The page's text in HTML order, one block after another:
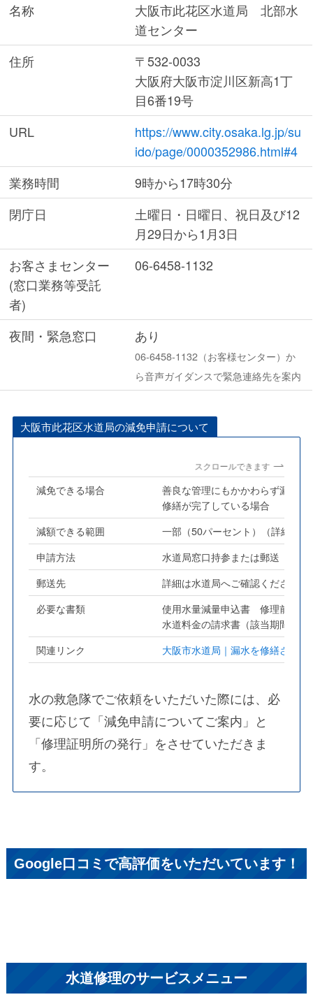
名称
大阪市此花区水道局 北部水
道センター
住所
〒532-0033
大阪府大阪市淀川区新高1丁
目6番19号
URL
https://www.city.osaka.lg.jp/su
ido/page/0000352986.html#4
業務時間
9時から17時30分
閉庁日
土曜日・日曜日、祝日及び12
月29日から1月3日
お客さまセンター
(窓口業務等受託
者)
06-6458-1132
夜間・緊急窓口 あり
06-6458-1132（お客様センター）か
ら音声ガイダンスで緊急連絡先を案内
大阪市此花区水道局の減免申請について
スクロールできます
減免できる場合
善良な管理にもかかわらず漏水が
修繕が完了している場合
減額できる範囲
一部（50パーセント）（詳細は
申請方法
水道局窓口持参または郵送 詳細
郵送先
詳細は水道局へご確認ください
必要な書類
使用水量減量申込書 修理前と
水道料金の請求書（該当期間分）
関連リンク
大阪市水道局｜漏水を修繕され
水の救急隊でご依頼をいただいた際には、必
要に応じて「減免申請についてご案内」と
「修理証明所の発行」をさせていただきま
す。
Google口コミで高評価をいただいています！
水道修理のサービスメニュー